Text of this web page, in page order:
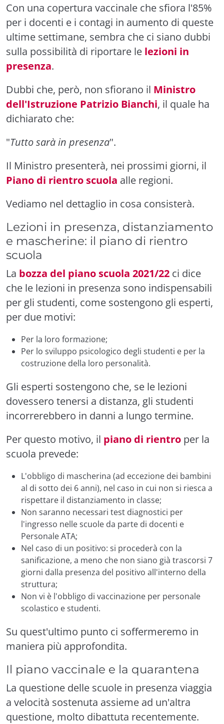
Con una copertura vaccinale che sfiora l'85%
per i docenti e i contagi in aumento di queste
ultime settimane, sembra che ci siano dubbi
sulla possibilità di riportare le lezioni in
presenza.
Dubbi che, però, non sfiorano il Ministro
dell'Istruzione Patrizio Bianchi, il quale ha
dichiarato che:
"Tutto sarà in presenza".
Il Ministro presenterà, nei prossimi giorni, il
Piano di rientro scuola alle regioni.
Vediamo nel dettaglio in cosa consisterà.
Lezioni in presenza, distanziamento
e mascherine: il piano di rientro
scuola
La bozza del piano scuola 2021/22 ci dice
che le lezioni in presenza sono indispensabili
per gli studenti, come sostengono gli esperti,
per due motivi:
Per la loro formazione;
Per lo sviluppo psicologico degli studenti e per la
costruzione della loro personalità.
Gli esperti sostengono che, se le lezioni
dovessero tenersi a distanza, gli studenti
incorrerebbero in danni a lungo termine.
Per questo motivo, il piano di rientro per la
scuola prevede:
L'obbligo di mascherina (ad eccezione dei bambini
al di sotto dei 6 anni), nel caso in cui non si riesca a
rispettare il distanziamento in classe;
Non saranno necessari test diagnostici per
l'ingresso nelle scuole da parte di docenti e
Personale ATA;
Nel caso di un positivo: si procederà con la
sanificazione, a meno che non siano già trascorsi 7
giorni dalla presenza del positivo all'interno della
struttura;
Non vi è l'obbligo di vaccinazione per personale
scolastico e studenti.
Su quest'ultimo punto ci soffermeremo in
maniera più approfondita.
Il piano vaccinale e la quarantena
La questione delle scuole in presenza viaggia
a velocità sostenuta assieme ad un'altra
questione, molto dibattuta recentemente.